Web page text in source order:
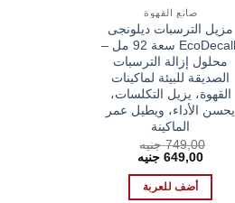
صانع القهوة
مزيل الترسبات ديلونجى
EcoDecalk سعة 92 مل –
محلول إزالة الترسبات
الصديقة للبيئة لماكينات
القهوة، يزيل التكلسات،
يحسن الأداء، ويطيل عمر
الماكينة
749,00 جنيه
السعر
هو:
749,00 EGP.
649,00 جنيهالسعر
أضف للعربة